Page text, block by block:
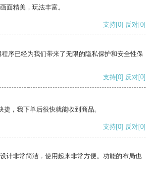
面精美，玩法丰富。
支持[0] 反对[0]
序已经为我们带来了无限的隐私保护和安全性保
支持[0] 反对[0]
捷，我下单后很快就能收到商品。
支持[0] 反对[0]
计非常简洁，使用起来非常方便。功能的布局也